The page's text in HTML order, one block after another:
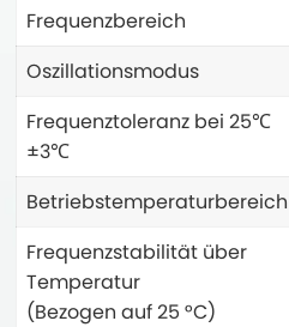
Frequenzbereich
Oszillationsmodus
Frequenztoleranz bei 25℃
±3℃
Betriebstemperaturbereich
Frequenzstabilität über
Temperatur
(Bezogen auf 25 °C)